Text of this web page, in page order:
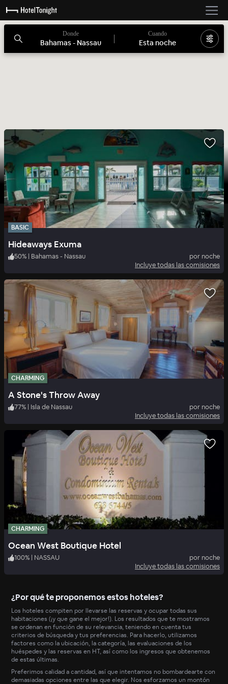
Donde
Bahamas - Nassau
Cuando
Esta noche
BASIC
Hideaways Exuma
50% | Bahamas - Nassau
por noche
Incluye todas las comisiones
CHARMING
A Stone's Throw Away
77% | Isla de Nassau
por noche
Incluye todas las comisiones
CHARMING
Ocean West Boutique Hotel
100% | NASSAU
por noche
Incluye todas las comisiones
¿Por qué te proponemos estos hoteles?
Los hoteles compiten por llevarse las reservas y ocupar todas sus
habitaciones (¡y que gane el mejor!). Los resultados que te mostramos
se ordenan en función de su relevancia, teniendo en cuenta tus
criterios de búsqueda y tus preferencias. Para hacerlo, utilizamos
factores como la ubicación, la categoría, las evaluaciones de los
huéspedes y las reservas en HT, así como los ingresos que obtenemos
de estas últimas.
Preferimos calidad a cantidad, así que intentamos no bombardearte con
demasiadas opciones entre las que elegir. Nos esforzamos un montón